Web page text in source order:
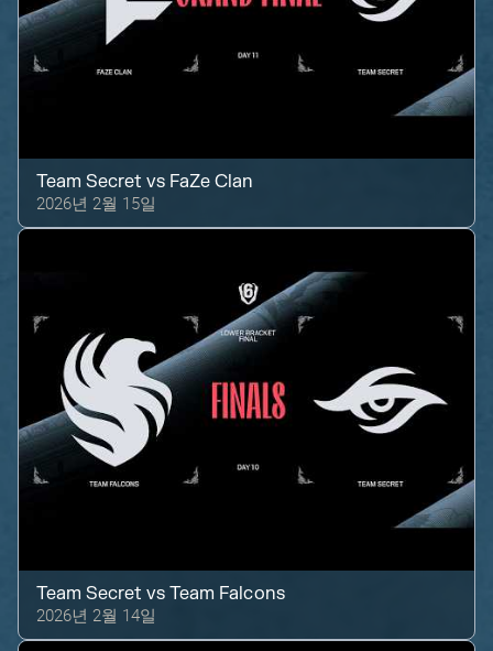
Team Secret vs FaZe Clan
2026년 2월 15일
Team Secret vsTeam Falcons
2026년 2월 14일